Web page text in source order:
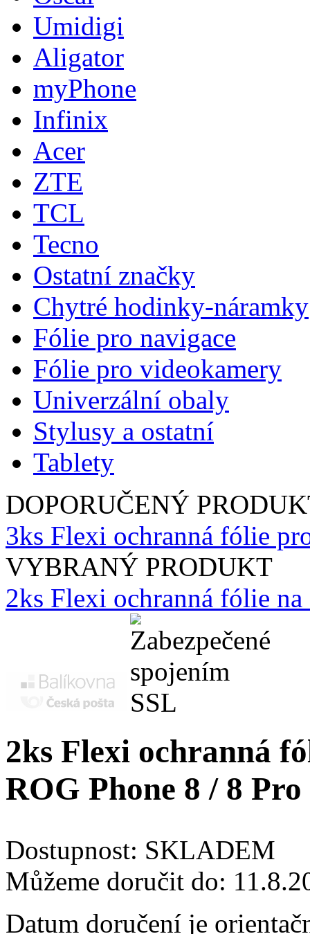
Umidigi
Aligator
myPhone
Infinix
Acer
ZTE
TCL
Tecno
Ostatní značky
Chytré hodinky-náramky
Fólie pro navigace
Fólie pro videokamery
Univerzální obaly
Stylusy a ostatní
Tablety
DOPORUČENÝ
3ks Flexi ochranná fólie
VYBRANÝ PRODUKT
2ks Flexi ochranná fólie
2ks Flexi ochranná
ROG Phone 8 / 8 Pro
Dostupnost: SKLADEM
Můžeme doručit do:
Datum doručení je